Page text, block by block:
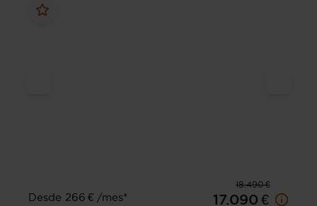
18.490 €
Desde 266 € /mes*
17.090 €